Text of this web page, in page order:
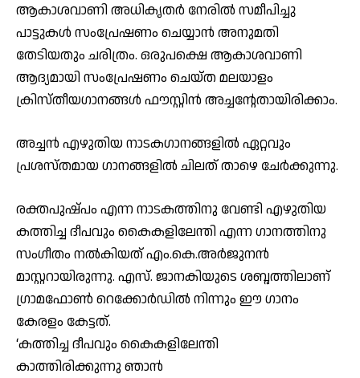
ആകാശവാണി അധികൃതർ നേരിൽ സമീപിച്ചു
പാട്ടുകൾ സംപ്രേഷണം ചെയ്യാൻ അനുമതി
തേടിയതും ചരിത്രം. ഒരുപക്ഷെ ആകാശവാണി
ആദ്യമായി സംപ്രേഷണം ചെയ്ത മലയാളം
ക്രിസ്തീയഗാനങ്ങൾ ഫൗസ്റ്റിൻ അച്ചന്റേതായിരിക്കാം.
അച്ചൻ എഴുതിയ നാടകഗാനങ്ങളിൽ ഏറ്റവും
പ്രശസ്തമായ ഗാനങ്ങളിൽ ചിലത് താഴെ ചേർക്കുന്നു.
രക്തപുഷ്പം എന്ന നാടകത്തിനു വേണ്ടി എഴുതിയ
കത്തിച്ച ദീപവും കൈകളിലേന്തി എന്ന ഗാനത്തിനു
സംഗീതം നൽകിയത് എം.കെ.അർജുനൻ
മാസ്റ്ററായിരുന്നു. എസ്. ജാനകിയുടെ ശബ്ദത്തിലാണ്
ഗ്രാമഫോൺ റെക്കോർഡിൽ നിന്നും ഈ ഗാനം
കേരളം കേട്ടത്.
‘കത്തിച്ച ദീപവും കൈകളിലേന്തി
കാത്തിരിക്കുന്നു ഞാൻ